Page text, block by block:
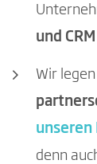
und
Wir
unseren
denn